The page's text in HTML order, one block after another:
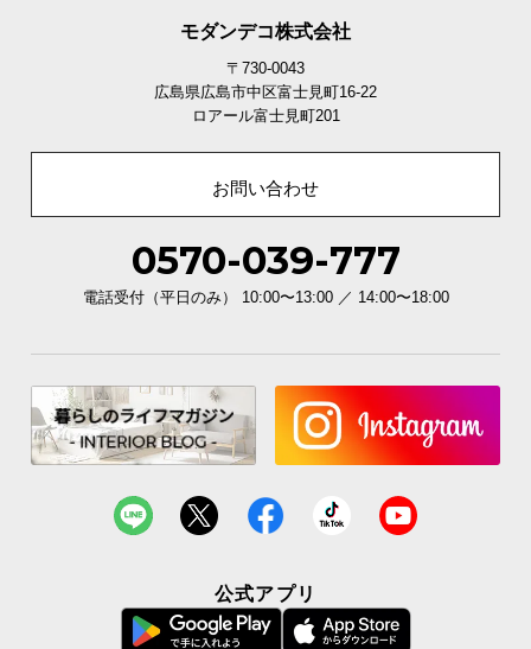
モダンデコ株式会社
〒730-0043
広島県広島市中区富士見町16-22
ロアール富士見町201
お問い合わせ
0570-039-777
電話受付（平日のみ） 10:00〜13:00 ／ 14:00〜18:00
公式アプリ